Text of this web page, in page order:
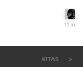
KITAS